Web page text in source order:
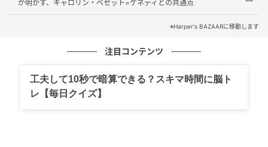
1. 縦すじ（縦の凹凸）
が明かす、キャロリン・ベセット=ケネディとの共通点
※Harper's BAZAARに移動します
注目コンテンツ
工夫して10秒で暗算できる？スキマ時間に脳ト
レ【毎日クイズ】